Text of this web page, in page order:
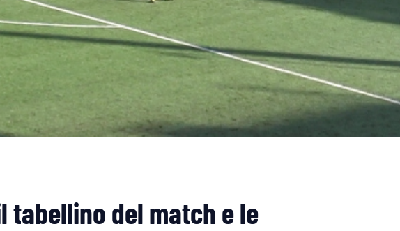
tabellino del match e le